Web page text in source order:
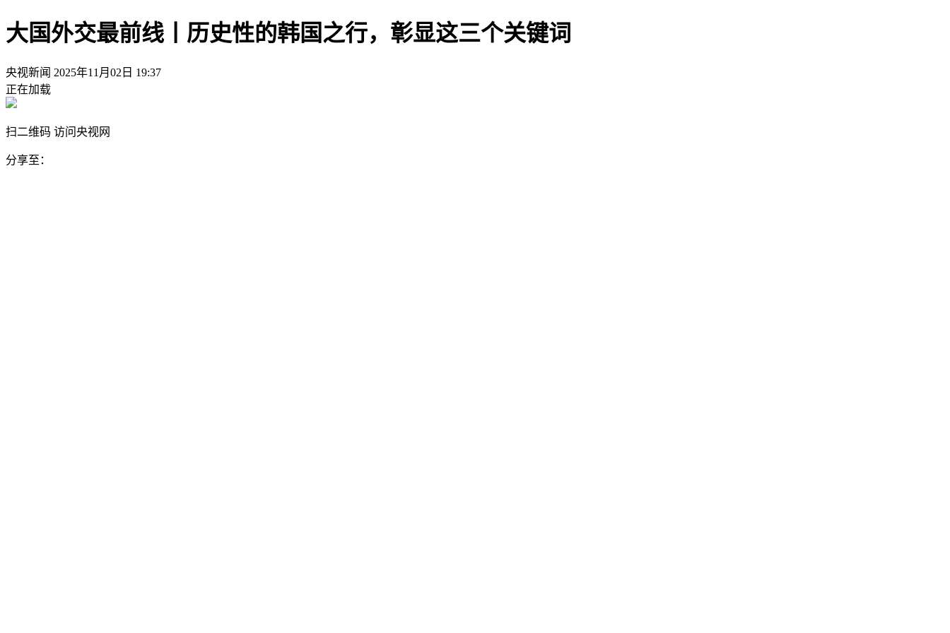
大国外交最前线丨历史性的韩国之行，彰显这三个关键词
央视新闻 2025年11月02日 19:37
正在加载
扫二维码 访问央视网
分享至：